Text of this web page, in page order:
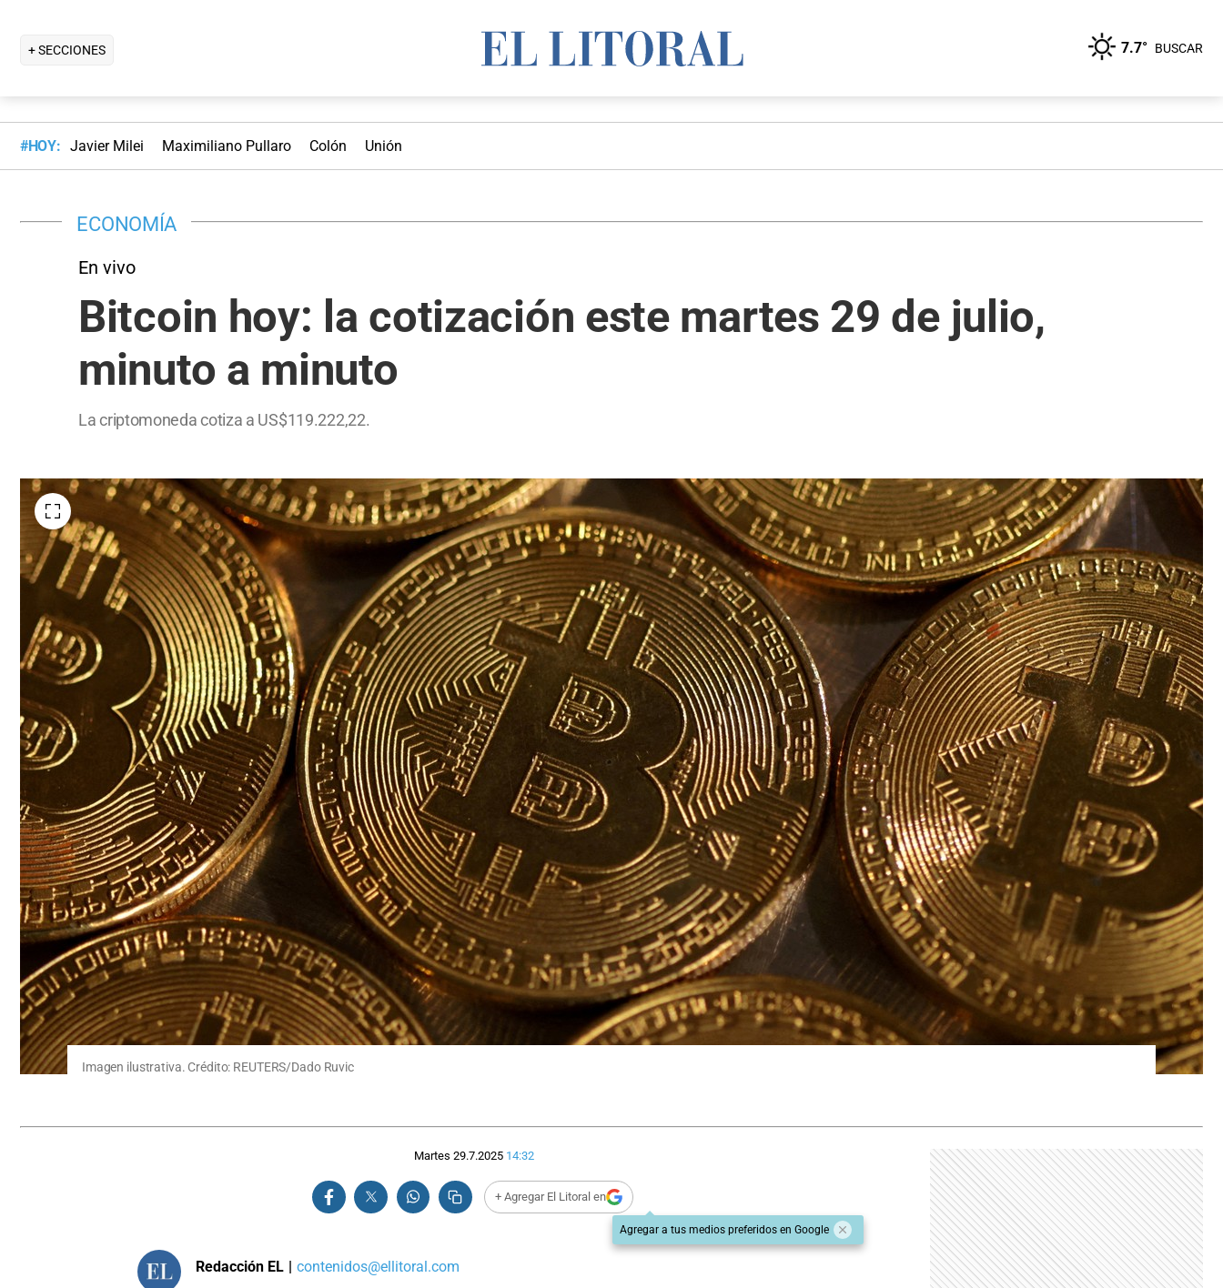
+ SECCIONES 7.7° BUSCAR
#HOY: Javier Milei Maximiliano Pullaro Colón Unión
ECONOMÍA
En vivo
Bitcoin hoy: la cotización este martes 29 de julio,
minuto a minuto
La criptomoneda cotiza a US$119.222,22.
Imagen ilustrativa. Crédito: REUTERS/Dado Ruvic
Martes 29.7.2025 14:32
+ Agregar El Litoral en
Agregar a tus medios preferidos en Google
Redacción EL | contenidos@ellitoral.com